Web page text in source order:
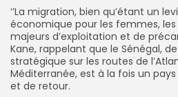
‘’La migration, bien qu’étant un
économique pour les femmes, les
majeurs d’exploitation et de
Kane, rappelant que le Sénégal,
stratégique sur les routes de
Méditerranée, est à la fois un
et de retour.